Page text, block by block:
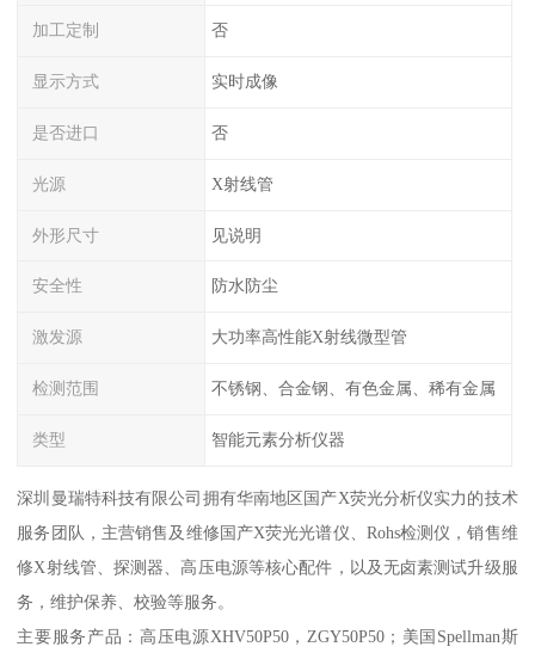
加工定制 否
显示方式 实时成像
是否进口 否
光源 X射线管
外形尺寸 见说明
安全性 防水防尘
激发源 大功率高性能X射线微型管
检测范围 不锈钢、合金钢、有色金属、稀有金属
类型 智能元素分析仪器
深圳曼瑞特科技有限公司拥有华南地区国产X荧光分析仪实力的技术
服务团队，主营销售及维修国产X荧光光谱仪、Rohs检测仪，销售维
修X射线管、探测器、高压电源等核心配件，以及无卤素测试升级服
务，维护保养、校验等服务。
主要服务产品：高压电源XHV50P50，ZGY50P50；美国Spellman斯